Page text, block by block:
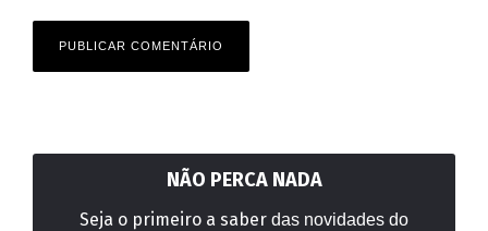
NÃO PERCA NADA
Seja o primeiro a saber das novidades do